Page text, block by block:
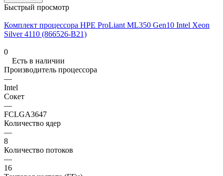
Быстрый просмотр
Комплект процессора HPE ProLiant ML350 Gen10 Intel Xeon
Silver 4110 (866526-B21)
0
Есть в наличии
Производитель процессора
—
Intel
Сокет
—
FCLGA3647
Количество ядер
—
8
Количество потоков
—
16